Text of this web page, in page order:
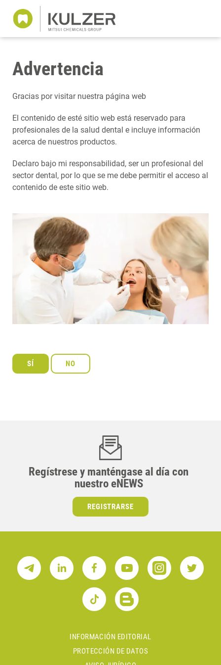
Advertencia
Gracias por visitar nuestra página web
El contenido de esté sitio web está reservado para
profesionales de la salud dental e incluye información
acerca de nuestros productos.
Declaro bajo mi responsabilidad, ser un profesional del
sector dental, por lo que se me debe permitir el acceso al
contenido de este sitio web.
Regístrese y manténgase al día con
nuestro eNEWS
REGISTRARSE
INFORMACIÓN EDITORIAL
PROTECCIÓN DE DATOS